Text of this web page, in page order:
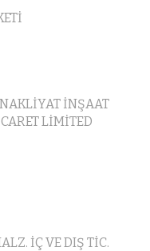
İNŞAAT
LİMİTED
İÇ VE DIŞ TİC.